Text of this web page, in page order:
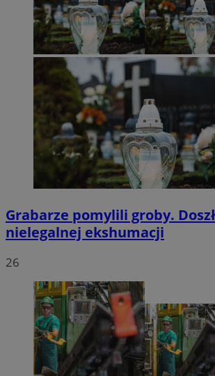
Grabarze pomylili groby.
nielegalnej ekshumacji
26